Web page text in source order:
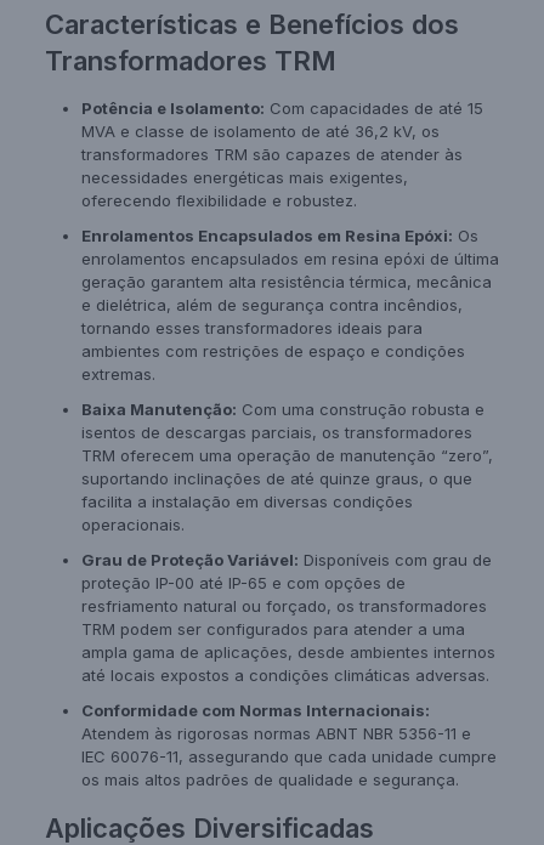
Características e Benefícios dos
Transformadores TRM
Potência e Isolamento: Com capacidades de até 15
MVA e classe de isolamento de até 36,2 kV, os
transformadores TRM são capazes de atender às
necessidades energéticas mais exigentes,
oferecendo flexibilidade e robustez.
Enrolamentos Encapsulados em Resina Epóxi: Os
enrolamentos encapsulados em resina epóxi de última
geração garantem alta resistência térmica, mecânica
e dielétrica, além de segurança contra incêndios,
tornando esses transformadores ideais para
ambientes com restrições de espaço e condições
extremas.
Baixa Manutenção: Com uma construção robusta e
isentos de descargas parciais, os transformadores
TRM oferecem uma operação de manutenção “zero”,
suportando inclinações de até quinze graus, o que
facilita a instalação em diversas condições
operacionais.
Grau de Proteção Variável: Disponíveis com grau de
proteção IP-00 até IP-65 e com opções de
resfriamento natural ou forçado, os transformadores
TRM podem ser configurados para atender a uma
ampla gama de aplicações, desde ambientes internos
até locais expostos a condições climáticas adversas.
Conformidade com Normas Internacionais:
Atendem às rigorosas normas ABNT NBR 5356-11 e
IEC 60076-11, assegurando que cada unidade cumpre
os mais altos padrões de qualidade e segurança.
Aplicações Diversificadas